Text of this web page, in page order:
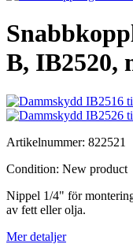
B, IB2520,
Artikelnummer: 822521
Condition: New product
Nippel 1/4" för
av fett eller olja.
Mer detaljer